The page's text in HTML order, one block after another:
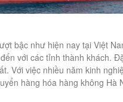
bậc như hiện nay tại Việt
với các tỉnh thành khách.
Với việc nhiều năm kinh
hàng hóa hàng không